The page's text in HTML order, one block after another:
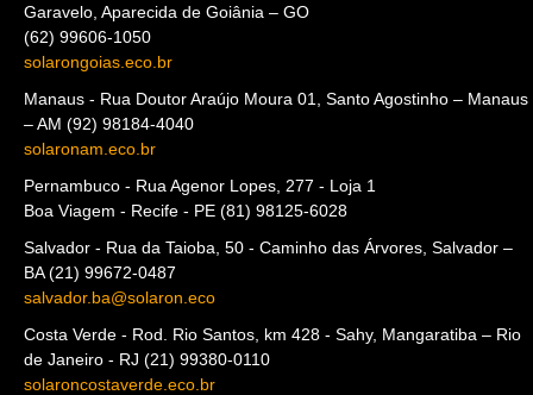
Garavelo, Aparecida de Goiânia – GO
(62) 99606-1050
solarongoias.eco.br
Manaus - Rua Doutor Araújo Moura 01, Santo Agostinho – Manaus
– AM (92) 98184-4040
solaronam.eco.br
Pernambuco - Rua Agenor Lopes, 277 - Loja 1
Boa Viagem - Recife - PE (81) 98125-6028
Salvador - Rua da Taioba, 50 - Caminho das Árvores, Salvador –
BA (21) 99672-0487
salvador.ba@solaron.eco
Costa Verde - Rod. Rio Santos, km 428 - Sahy, Mangaratiba – Rio
de Janeiro - RJ (21) 99380-0110
solaroncostaverde.eco.br